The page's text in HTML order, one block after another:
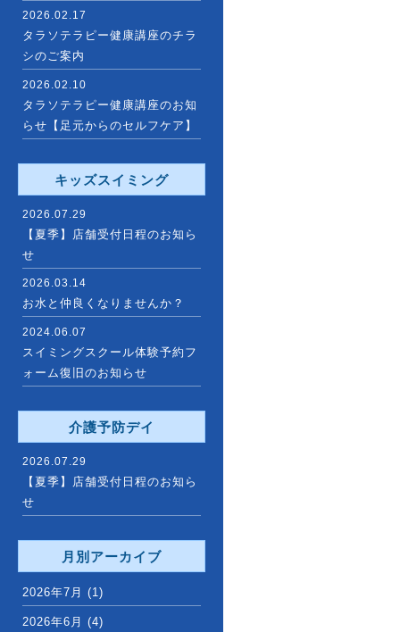
2026.02.17
タラソテラピー健康講座のチラ
シのご案内
2026.02.10
タラソテラピー健康講座のお知
らせ【足元からのセルフケア】
キッズスイミング
2026.07.29
【夏季】店舗受付日程のお知ら
せ
2026.03.14
お水と仲良くなりませんか？
2024.06.07
スイミングスクール体験予約フ
ォーム復旧のお知らせ
介護予防デイ
2026.07.29
【夏季】店舗受付日程のお知ら
せ
月別アーカイブ
2026年7月 (1)
2026年6月 (4)